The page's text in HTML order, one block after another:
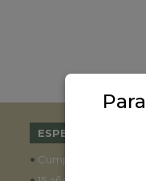
ESPECIALES
• Cumpleaños